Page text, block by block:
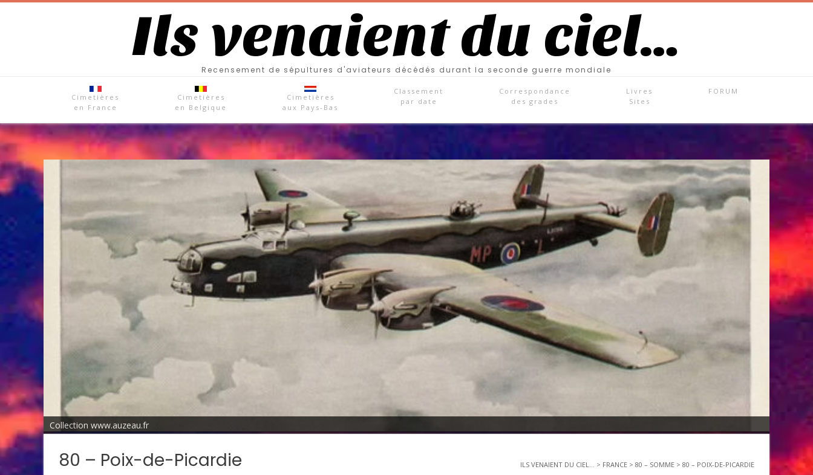
Ils venaient du ciel…
Recensement de sépultures d'aviateurs décédés durant la seconde guerre mondiale
Cimetières
en France
Cimetières
en Belgique
Cimetières
aux Pays-Bas
Classement
par date
Correspondance
des grades
Livres
Sites
FORUM
Collection www.auzeau.fr
80 – Poix-de-Picardie ILS VENAIENT DU CIEL... > FRANCE > 80 – SOMME > 80 – POIX-DE-PICARDIE